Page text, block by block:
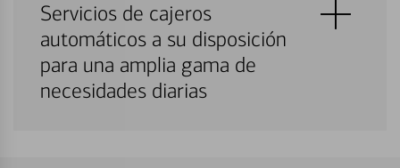
Servicios de cajeros
automáticos a su disposición
para una amplia gama de
necesidades diarias